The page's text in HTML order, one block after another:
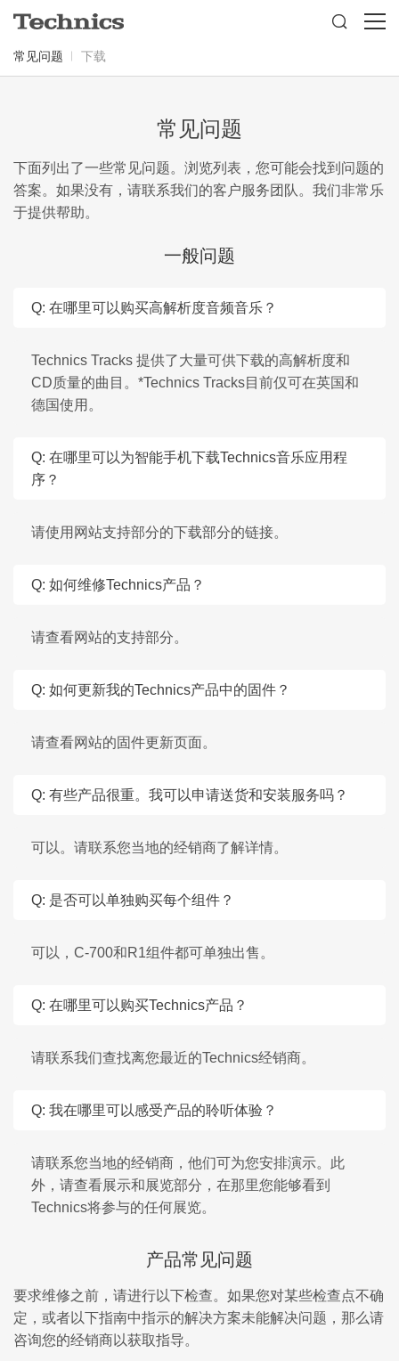

常见问题 下载
常见问题
下面列出了一些常见问题。浏览列表，您可能会找到问题的
答案。如果没有，请联系我们的客户服务团队。我们非常乐
于提供帮助。
一般问题
Q: 在哪里可以购买高解析度音频音乐？
Technics Tracks 提供了大量可供下载的高解析度和
CD质量的曲目。*Technics Tracks目前仅可在英国和
德国使用。
Q: 在哪里可以为智能手机下载Technics音乐应用程
序？
请使用网站支持部分的下载部分的链接。
Q: 如何维修Technics产品？
请查看网站的支持部分。
Q: 如何更新我的Technics产品中的固件？
请查看网站的固件更新页面。
Q: 有些产品很重。我可以申请送货和安装服务吗？
可以。请联系您当地的经销商了解详情。
Q: 是否可以单独购买每个组件？
可以，C-700和R1组件都可单独出售。
Q: 在哪里可以购买Technics产品？
请联系我们查找离您最近的Technics经销商。
Q: 我在哪里可以感受产品的聆听体验？
请联系您当地的经销商，他们可为您安排演示。此
外，请查看展示和展览部分，在那里您能够看到
Technics将参与的任何展览。
产品常见问题
要求维修之前，请进行以下检查。如果您对某些检查点不确
定，或者以下指南中指示的解决方案未能解决问题，那么请
咨询您的经销商以获取指导。